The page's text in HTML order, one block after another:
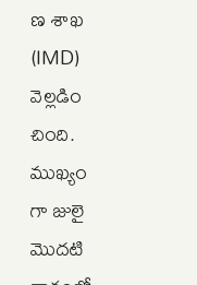
ణ శాఖ
(IMD)
వెల్లడిం
చింది.
ముఖ్యం
గా జులై
మొదటి